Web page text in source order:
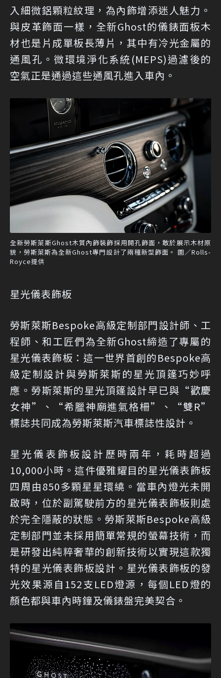
入細微鋁顆粒紋理，為內飾增添迷人魅力。
與皮革飾面一樣，全新Ghost的儀錶面板木
材也是片成單板長薄片，其中有冷光金屬的
通風孔。微環境淨化系統(MEPS)過濾後的
空氣正是通過這些通風孔進入車內。
全新勞斯萊斯Ghost木質內飾裝飾採用開孔飾面，敢於展示木材原
貌，勞斯萊斯為全新Ghost專門設計了兩種新型飾面。 圖／Rolls-
Royce提供
星光儀表飾板
勞斯萊斯Bespoke高級定制部門設計師、工
程師、和工匠們為全新Ghost締造了專屬的
星光儀表飾板：這一世界首創的Bespoke高
級定制設計與勞斯萊斯的星光頂篷巧妙呼
應。勞斯萊斯的星光頂篷設計早已與“歡慶
女神”、“希臘神廟進氣格柵”、“雙R”
標誌共同成為勞斯萊斯汽車標誌性設計。
星光儀表飾板設計歷時兩年，耗時超過
10,000小時。這件優雅耀目的星光儀表飾板
四周由850多顆星星環繞。當車內燈光未開
啟時，位於副駕駛前方的星光儀表飾板則處
於完全隱蔽的狀態。勞斯萊斯Bespoke高級
定制部門並未採用簡單常規的螢幕技術，而
是研發出純粹奢華的創新技術以實現這款獨
特的星光儀表飾板設計。星光儀表飾板的發
光效果源自152支LED燈源，每個LED燈的
顏色都與車內時鐘及儀錶盤完美契合。